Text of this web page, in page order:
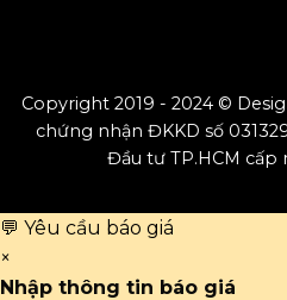
Copyright 2019 - 2024 ©
chứng nhận ĐKKD số
Đầu tư TP.HCM cấp
💬 Yêu cầu báo giá
×
Nhập thông tin báo giá